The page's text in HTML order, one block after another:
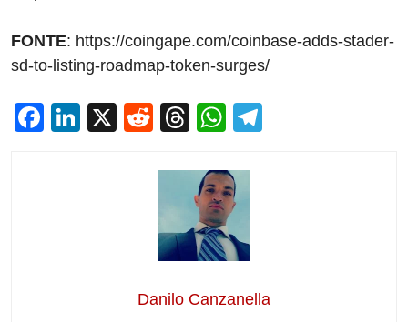
FONTE: https://coingape.com/coinbase-adds-stader-
sd-to-listing-roadmap-token-surges/
F
Li
X
R
d
di
t
T
e
a
d
s
W
at
s
A
p
p
Danilo Canzanella